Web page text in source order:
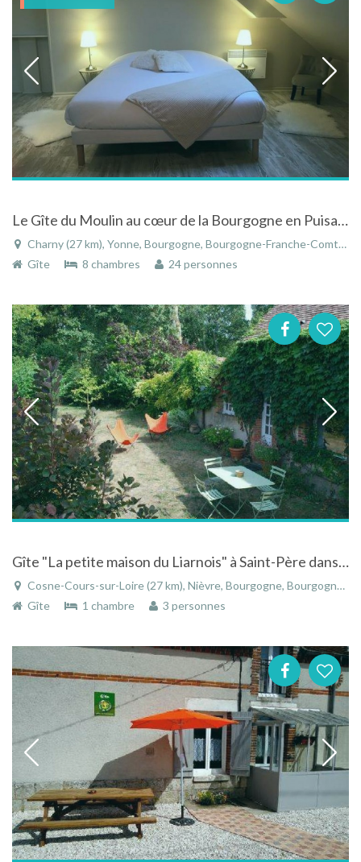
Le Gîte du Moulin au cœur de la Bourgogne en Puisaye sur la route des vins
Charny (27 km), Yonne, Bourgogne, Bourgogne-Franche-Comté, France
Gîte
8 chambres 24 personnes
Gîte "La petite maison du Liarnois" à Saint-Père dans la Nièvre en Bourgogne
Cosne-Cours-sur-Loire (27 km), Nièvre, Bourgogne, Bourgogne-Franche-Comté, France
Gîte
1 chambre 3 personnes